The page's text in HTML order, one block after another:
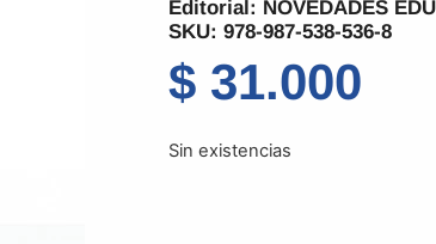
Editorial: NOVEDADES
SKU: 978-987-538-536-8
$ 31.000
Sin existencias